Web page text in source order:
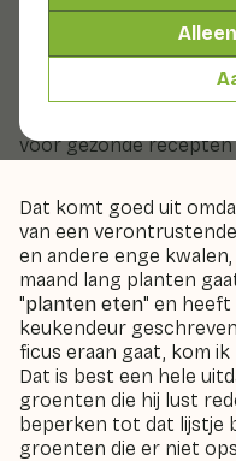
Tegenwoordig
kookprogramma's
is dat uren
vooral niet moet eten
voor gezonde
Dat komt goed uit
van een
en andere enge
maand lang planten
"planten eten" en
keukendeur
ficus eraan gaat, kom
Dat is best een hele
groenten die hij lust
beperken tot dat lijstje
groenten die er niet